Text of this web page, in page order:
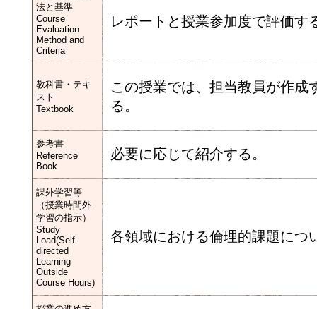
法と基準
Course
Evaluation
Method and
Criteria
レポートと授業参加度で評価す
教科書・テキ
スト
Textbook
この授業では、担当教員が作成
る。
参考書
Reference
Book
必要に応じて紹介する。
課外学習等
（授業時間外
学習の指示）
Study
Load(Self-
directed
Learning
Outside
Course Hours)
各領域における倫理的課題につ